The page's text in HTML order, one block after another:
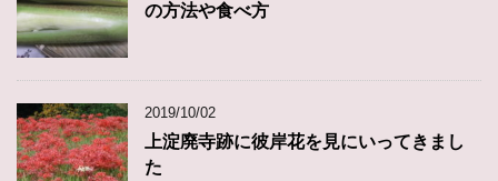
の方法や食べ方
2019/10/02
上淀廃寺跡に彼岸花を見にいってきまし
た